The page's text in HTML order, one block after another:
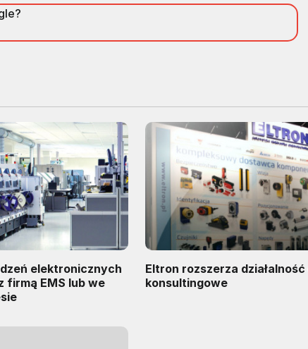
elektronicznych
firmą EMS lub we
Eltron rozszerza działalność
konsultingowe